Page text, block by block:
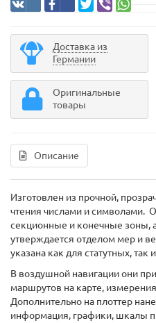
Доставка из
Германии
Оригинальные
товары
Описание
Изготовлен ​​из прочной,
чтения числами и символами.
секционные и конечные зоны,
утверждается отделом мер и
указана как для статутных,
В воздушной навигации они
маршрутов на карте,
Дополнительно на плоттер
информация, графики, шкалы